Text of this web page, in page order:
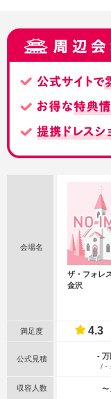
会場名
ザ・フォレ
金沢
満足度 4.3
公式見積
- 万
/ -
収容人数 〜